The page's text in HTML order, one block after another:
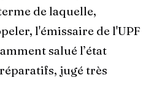
de laquelle,
l'émissaire de l'UPF
salué l’état
jugé très